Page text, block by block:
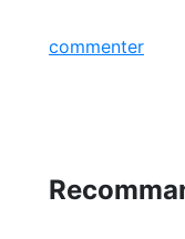
commenter